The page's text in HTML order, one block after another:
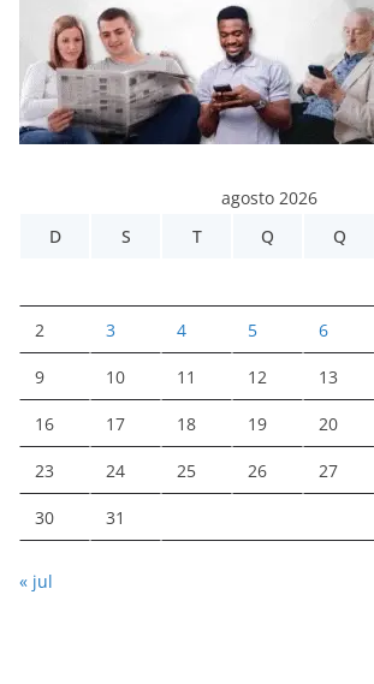
agosto 2026
D
S T Q Q
2 3 4 5 6
9 10 11 12 13
16 17 18 19 20
23 24 25 26 27
30 31
« jul